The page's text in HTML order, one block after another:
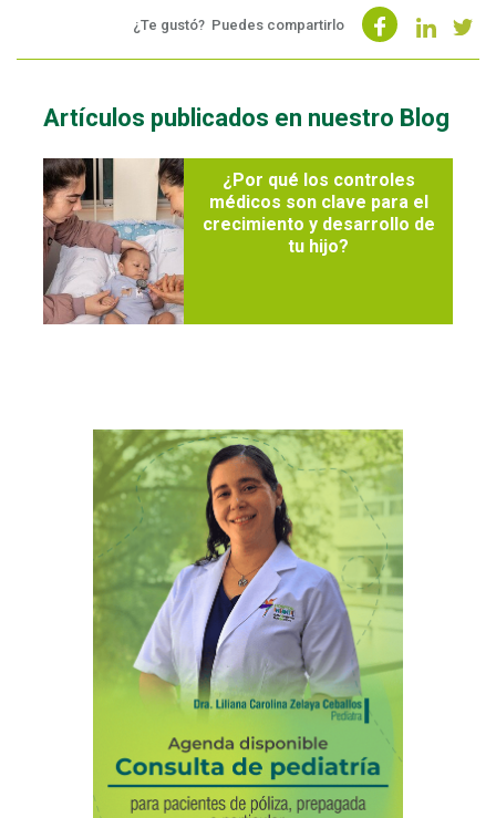
¿Te gustó? Puedes compartirlo
Artículos publicados en nuestro Blog
¿Por qué los controles
médicos son clave para el
crecimiento y desarrollo de
tu hijo?